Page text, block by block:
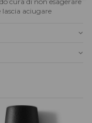
lascia aciugare